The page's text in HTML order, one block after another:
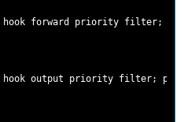
forward priority filter;
output priority filter;